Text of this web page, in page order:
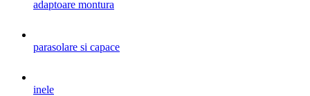
adaptoare montura
parasolare si capace
inele